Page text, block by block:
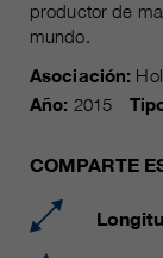
productor de
mundo.
Asociación:
Año: 2015
COMPARTE
fin
duración
Name
proveedor